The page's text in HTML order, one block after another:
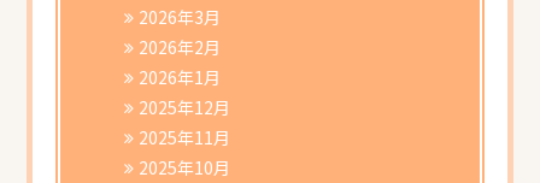
2026年3月
2026年2月
2026年1月
2025年12月
2025年11月
2025年10月
書類ダウンロード